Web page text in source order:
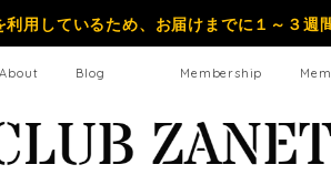
利用しているため、お届けまでに１～３週
About Blog Membership